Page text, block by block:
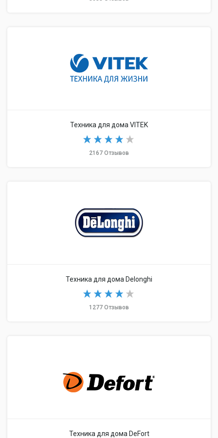
Техника для дома VITEK
2167 Отзывов
Техника для дома Delonghi
1277 Отзывов
Техника для дома DeFort